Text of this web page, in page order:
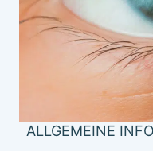
ALLGEMEINE